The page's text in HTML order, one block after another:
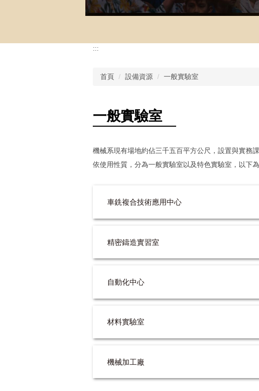
:::
首頁 設備資源 一般實驗室
一般實驗室
機械系現有場地約佔三千五百平方公尺，設置與實務
依使用性質，分為一般實驗室以及特色實驗室，以下為
車銑複合技術應用中心
精密鑄造實習室
自動化中心
材料實驗室
機械加工廠